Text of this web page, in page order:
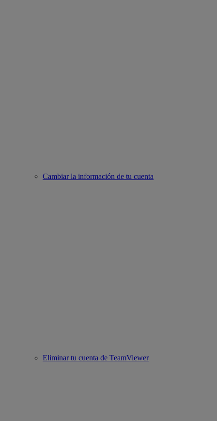
Cambiar la información de tu cuenta
Eliminar tu cuenta de TeamViewer